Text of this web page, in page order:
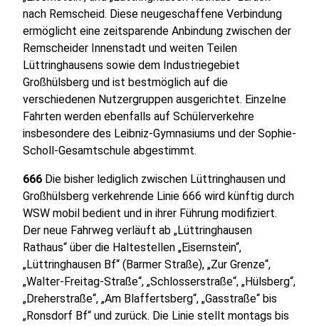
nach Remscheid. Diese neugeschaffene Verbindung
ermöglicht eine zeitsparende Anbindung zwischen der
Remscheider Innenstadt und weiten Teilen
Lüttringhausens sowie dem Industriegebiet
Großhülsberg und ist bestmöglich auf die
verschiedenen Nutzergruppen ausgerichtet. Einzelne
Fahrten werden ebenfalls auf Schülerverkehre
insbesondere des Leibniz-Gymnasiums und der Sophie-
Scholl-Gesamtschule abgestimmt.
666 Die bisher lediglich zwischen Lüttringhausen und
Großhülsberg verkehrende Linie 666 wird künftig durch
WSW mobil bedient und in ihrer Führung modifiziert.
Der neue Fahrweg verläuft ab „Lüttringhausen
Rathaus“ über die Haltestellen „Eisernstein“,
„Lüttringhausen Bf“ (Barmer Straße), „Zur Grenze“,
„Walter-Freitag-Straße“, „Schlosserstraße“, „Hülsberg“,
„Dreherstraße“, „Am Blaffertsberg“, „Gasstraße“ bis
„Ronsdorf Bf“ und zurück. Die Linie stellt montags bis